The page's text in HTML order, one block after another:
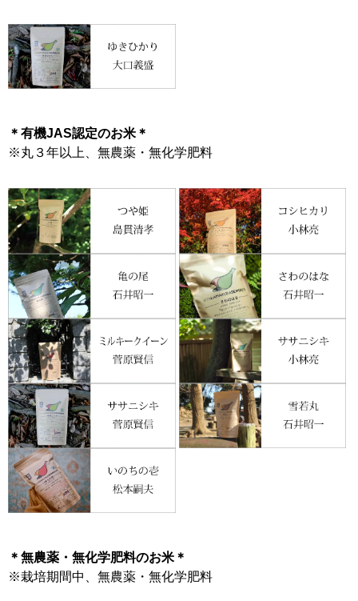
＊有機JAS認定のお米＊
※丸３年以上、無農薬・無化学肥料
＊無農薬・無化学肥料のお米＊
※栽培期間中、無農薬・無化学肥料